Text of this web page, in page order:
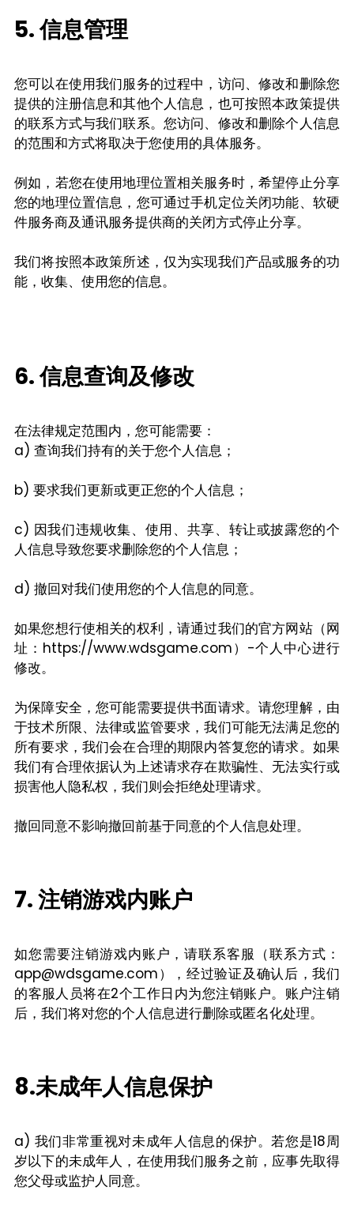
5. 信息管理
您可以在使用我们服务的过程中，访问、修改和删除您
提供的注册信息和其他个人信息，也可按照本政策提供
的联系方式与我们联系。您访问、修改和删除个人信息
的范围和方式将取决于您使用的具体服务。
例如，若您在使用地理位置相关服务时，希望停止分享
您的地理位置信息，您可通过手机定位关闭功能、软硬
件服务商及通讯服务提供商的关闭方式停止分享。
我们将按照本政策所述，仅为实现我们产品或服务的功
能，收集、使用您的信息。
6. 信息查询及修改
在法律规定范围内，您可能需要：
a) 查询我们持有的关于您个人信息；
b) 要求我们更新或更正您的个人信息；
c) 因我们违规收集、使用、共享、转让或披露您的个
人信息导致您要求删除您的个人信息；
d) 撤回对我们使用您的个人信息的同意。
如果您想行使相关的权利，请通过我们的官方网站（网
址：https://www.wdsgame.com）-个人中心进行
修改。
为保障安全，您可能需要提供书面请求。请您理解，由
于技术所限、法律或监管要求，我们可能无法满足您的
所有要求，我们会在合理的期限内答复您的请求。如果
我们有合理依据认为上述请求存在欺骗性、无法实行或
损害他人隐私权，我们则会拒绝处理请求。
撤回同意不影响撤回前基于同意的个人信息处理。
7. 注销游戏内账户
如您需要注销游戏内账户，请联系客服（联系方式：
app@wdsgame.com），经过验证及确认后，我们
的客服人员将在2个工作日内为您注销账户。账户注销
后，我们将对您的个人信息进行删除或匿名化处理。
8.未成年人信息保护
a) 我们非常重视对未成年人信息的保护。若您是18周
岁以下的未成年人，在使用我们服务之前，应事先取得
您父母或监护人同意。